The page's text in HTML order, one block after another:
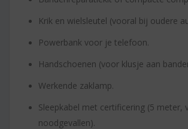
Krik en wielsleutel (vooral bij oudere
Powerbank voor je telefoon.
Handschoenen (voor klusje aan
Werkende zaklamp.
Sleepkabel met certificering (5 meter,
noodgevallen).